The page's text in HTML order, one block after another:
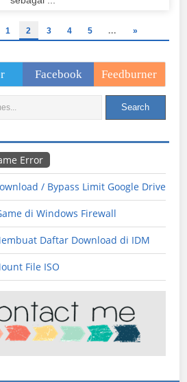
1 2 3 4 5 ... »
Facebook Feedburner
Error
/ Bypass Limit Google Drive
di Windows Firewall
Daftar Download di IDM
File ISO